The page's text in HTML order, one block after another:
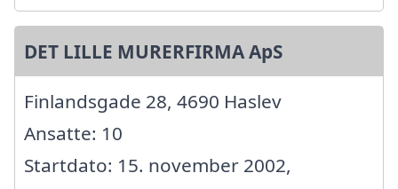
DET LILLE MURERFIRMA ApS
Finlandsgade 28, 4690 Haslev
Ansatte: 10
Startdato: 15. november 2002,